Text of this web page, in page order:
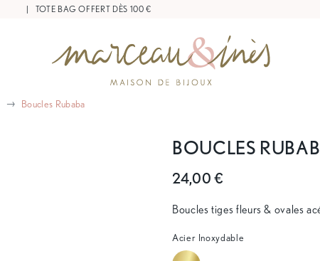
| TOTE BAG OFFERT DÈS 100 €
Boucles Rubaba
BOUCLES
24,00 €
Boucles tiges fleurs & ovales
Acier Inoxydable